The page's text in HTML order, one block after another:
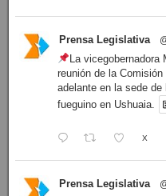
Prensa Legislativa
La
reunión de la
adelante en la sede
fueguino en Ushuaia.
X
Prensa Legislativa